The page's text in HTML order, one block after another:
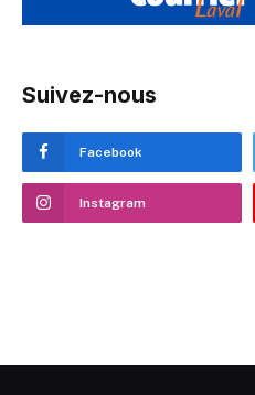
Suivez-nous
Facebook
Instagram